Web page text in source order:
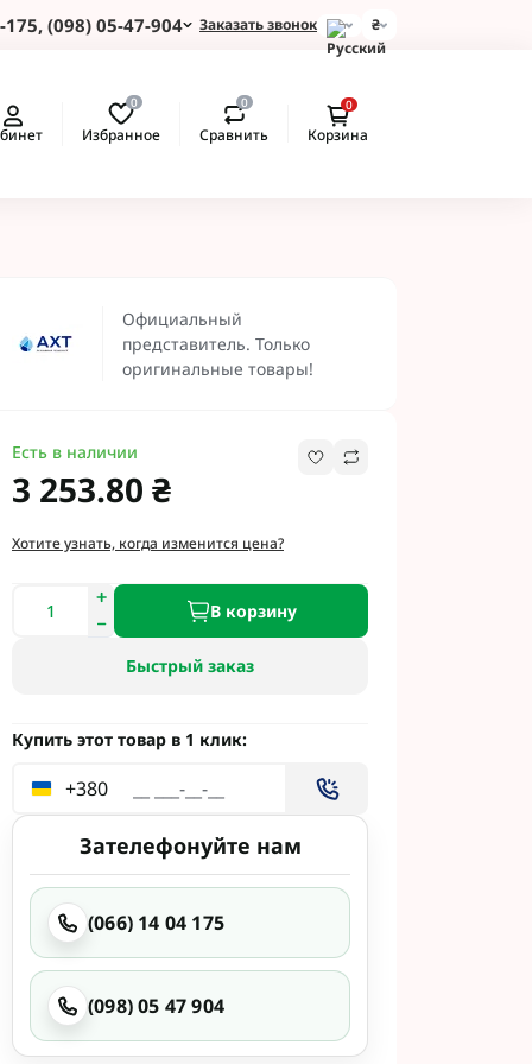
(098) 05-47-904 Заказать звонок ₴
0
Избранное
0
Сравнить
0
Корзина
под
Под
Раундап
для Пшеницы
для Подсолнуха
Картофеля
Пест ЮА
Официальный
представитель. Только
оригинальные товары!
Есть в наличии
3 253.80 ₴
Хотите узнать, когда изменится цена?
В корзину
Быстрый заказ
Купить этот товар в 1 клик:
+380
Зателефонуйте нам
(066) 14 04 175
(098) 05 47 904